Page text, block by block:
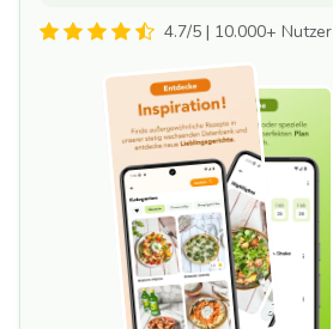
4.7/5 | 10.000+ Nutzer